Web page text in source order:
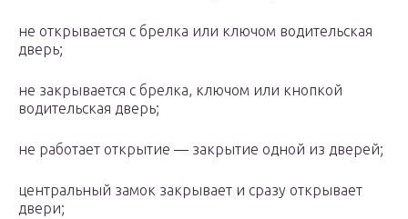
не открывается с брелка или ключом водительская
дверь;
не закрывается с брелка, ключом или кнопкой
водительская дверь;
не работает открытие — закрытие одной из дверей;
центральный замок закрывает и сразу открывает
двери;